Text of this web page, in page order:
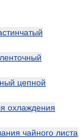
цепной
охлаждения
чайного листа